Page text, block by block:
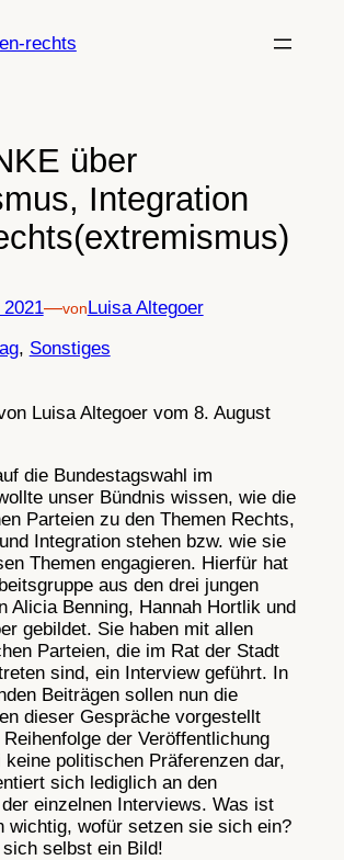
rechts
über
Integration
—vonLuisa Altegoer
, Sonstiges
Luisa Altegoer vom 8. August
die Bundestagswahl im
unser Bündnis wissen, wie die
Parteien zu den Themen Rechts,
Integration stehen bzw. wie sie
Themen engagieren. Hierfür hat
aus den drei jungen
Alicia Benning, Hannah Hortlik und
gebildet. Sie haben mit allen
Parteien, die im Rat der Stadt
sind, ein Interview geführt. In
Beiträgen sollen nun die
dieser Gespräche vorgestellt
der Veröffentlichung
politischen Präferenzen dar,
sich lediglich an den
einzelnen Interviews. Was ist
wichtig, wofür setzen sie sich ein?
selbst ein Bild!